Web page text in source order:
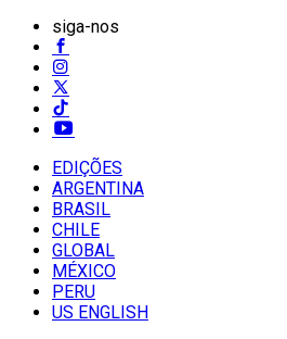
siga-nos
EDIÇÕES
ARGENTINA
BRASIL
CHILE
GLOBAL
MÉXICO
PERU
US ENGLISH